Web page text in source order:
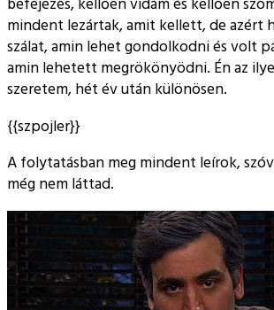
befejezés, kellően vidám és kellően
mindent lezártak, amit kellett, de azért
szálat, amin lehet gondolkodni és volt
amin lehetett megrökönyödni. Én az
szeretem, hét év után különösen.
{{szpojler}}
A folytatásban meg mindent leírok,
még nem láttad.